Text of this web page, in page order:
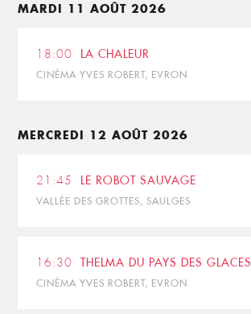
MARDI 11 AOÛT 2026
18:00 LA CHALEUR
CINÉMA YVES ROBERT, EVRON
MERCREDI 12 AOÛT 2026
21:45 LE ROBOT SAUVAGE
VALLÉE DES GROTTES, SAULGES
16:30 THELMA DU PAYS DES GLACES
CINÉMA YVES ROBERT, EVRON